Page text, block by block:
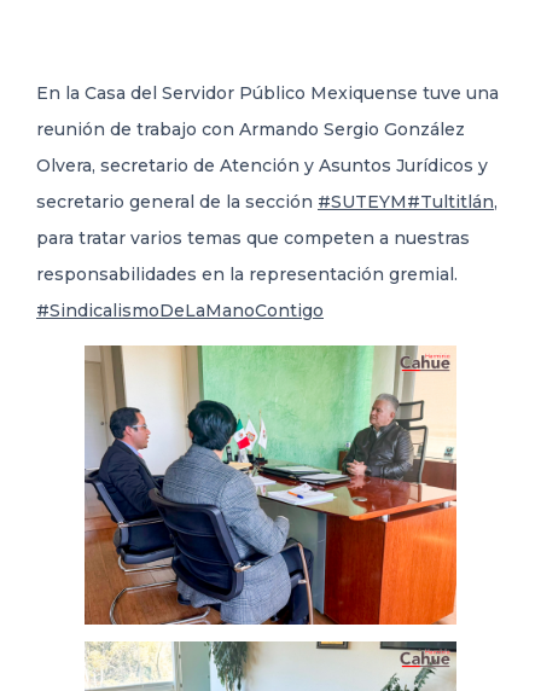
En la Casa del Servidor Público Mexiquense tuve una
reunión de trabajo con Armando Sergio González
Olvera, secretario de Atención y Asuntos Jurídicos y
secretario general de la sección #SUTEYM#Tultitlán,
para tratar varios temas que competen a nuestras
responsabilidades en la representación gremial.
#SindicalismoDeLaManoContigo